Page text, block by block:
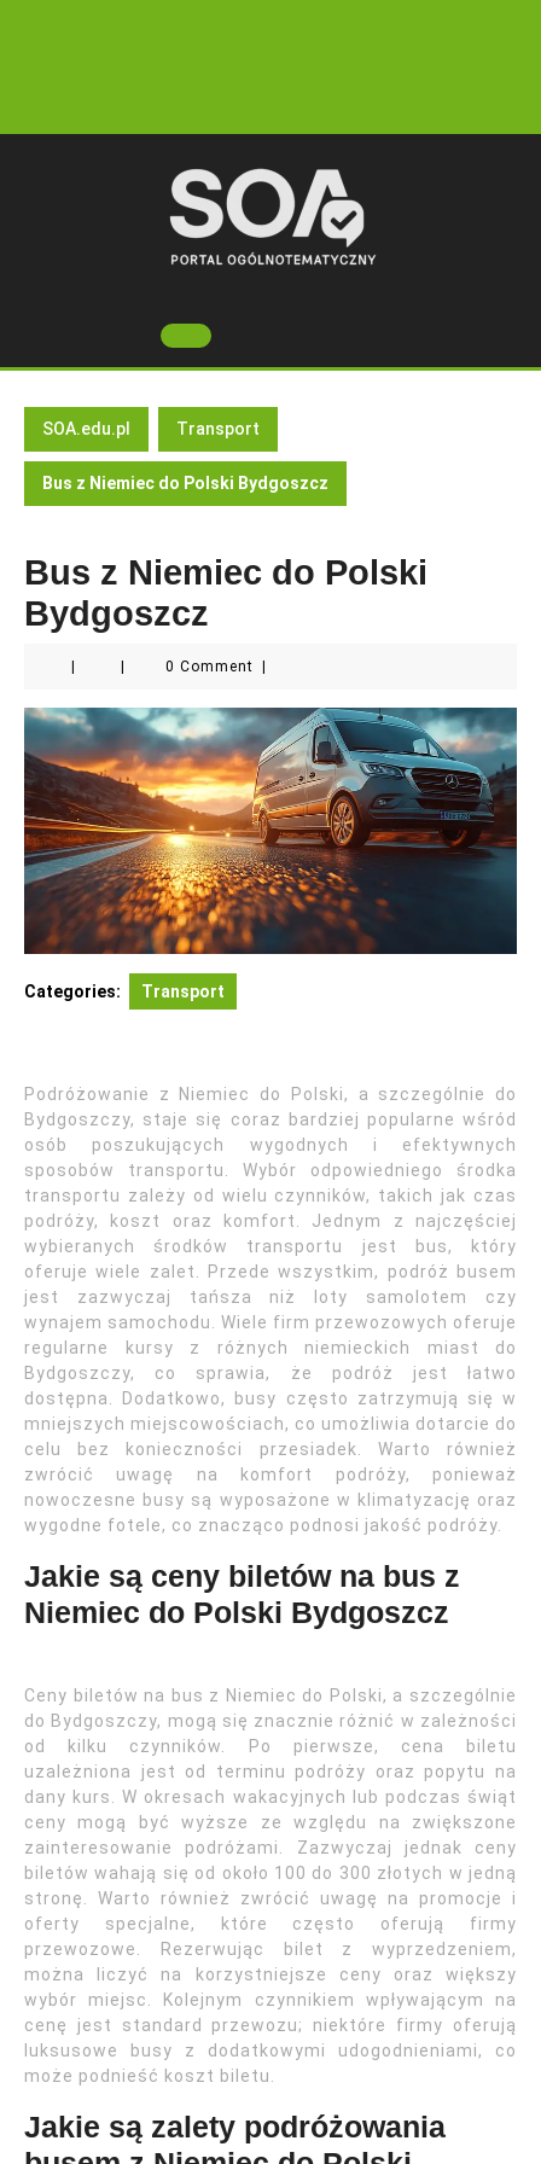
Open
Button
SOA.edu.pl Transport
Bus z Niemiec do Polski Bydgoszcz
Bus z Niemiec do Polski
Bydgoszcz
0 Comment
Categories: Transport
Podróżowanie z Niemiec do Polski, a szczególnie do
Bydgoszczy, staje się coraz bardziej popularne wśród
osób poszukujących wygodnych i efektywnych
sposobów transportu. Wybór odpowiedniego środka
transportu zależy od wielu czynników, takich jak czas
podróży, koszt oraz komfort. Jednym z najczęściej
wybieranych środków transportu jest bus, który
oferuje wiele zalet. Przede wszystkim, podróż busem
jest zazwyczaj tańsza niż loty samolotem czy
wynajem samochodu. Wiele firm przewozowych oferuje
regularne kursy z różnych niemieckich miast do
Bydgoszczy, co sprawia, że podróż jest łatwo
dostępna. Dodatkowo, busy często zatrzymują się w
mniejszych miejscowościach, co umożliwia dotarcie do
celu bez konieczności przesiadek. Warto również
zwrócić uwagę na komfort podróży, ponieważ
nowoczesne busy są wyposażone w klimatyzację oraz
wygodne fotele, co znacząco podnosi jakość podróży.
Jakie są ceny biletów na bus z
Niemiec do Polski Bydgoszcz
Ceny biletów na bus z Niemiec do Polski, a szczególnie
do Bydgoszczy, mogą się znacznie różnić w zależności
od kilku czynników. Po pierwsze, cena biletu
uzależniona jest od terminu podróży oraz popytu na
dany kurs. W okresach wakacyjnych lub podczas świąt
ceny mogą być wyższe ze względu na zwiększone
zainteresowanie podróżami. Zazwyczaj jednak ceny
biletów wahają się od około 100 do 300 złotych w jedną
stronę. Warto również zwrócić uwagę na promocje i
oferty specjalne, które często oferują firmy
przewozowe. Rezerwując bilet z wyprzedzeniem,
można liczyć na korzystniejsze ceny oraz większy
wybór miejsc. Kolejnym czynnikiem wpływającym na
cenę jest standard przewozu; niektóre firmy oferują
luksusowe busy z dodatkowymi udogodnieniami, co
może podnieść koszt biletu.
Jakie są zalety podróżowania